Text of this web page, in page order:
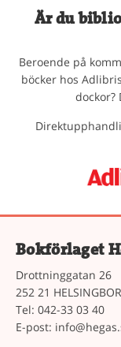
Är du
Beroende på
böcker hos
dockor?
Bokförlaget
Drottninggatan 26
252 21
Tel: 042-33 03 40
E-post: